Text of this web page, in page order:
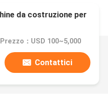
da costruzione per
Prezzo：USD 100~5,000
Contattici